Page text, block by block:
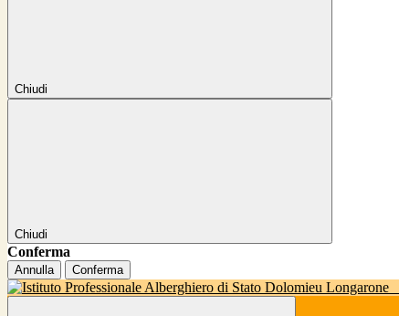
Chiudi
Chiudi
Conferma
Annulla Conferma